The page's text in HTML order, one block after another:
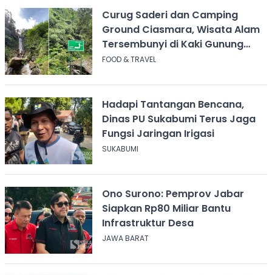
Curug Saderi dan Camping
Ground Ciasmara, Wisata Alam
Tersembunyi di Kaki Gunung
Salak
FOOD & TRAVEL
Hadapi Tantangan Bencana,
Dinas PU Sukabumi Terus Jaga
Fungsi Jaringan Irigasi
SUKABUMI
Ono Surono: Pemprov Jabar
Siapkan Rp80 Miliar Bantu
Infrastruktur Desa
JAWA BARAT